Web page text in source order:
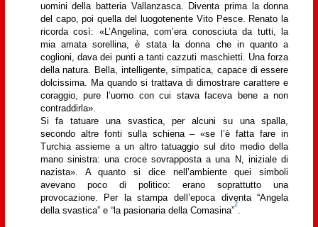
uomini della batteria Vallanzasca. Diventa prima la donna
del capo, poi quella del luogotenente Vito Pesce. Renato la
ricorda così: «L’Angelina, com’era conosciuta da tutti, la
mia amata sorellina, è stata la donna che in quanto a
coglioni, dava dei punti a tanti cazzuti maschietti. Una forza
della natura. Bella, intelligente, simpatica, capace di essere
dolcissima. Ma quando si trattava di dimostrare carattere e
coraggio, pure l’uomo con cui stava faceva bene a non
contraddirla».
Si fa tatuare una svastica, per alcuni su una spalla,
secondo altre fonti sulla schiena – «se l’è fatta fare in
Turchia assieme a un altro tatuaggio sul dito medio della
mano sinistra: una croce sovrapposta a una N, iniziale di
nazista». A quanto si dice nell’ambiente quei simboli
avevano poco di politico: erano soprattutto una
provocazione. Per la stampa dell’epoca diventa “Angela
della svastica” e “la pasionaria della Comasina”
2